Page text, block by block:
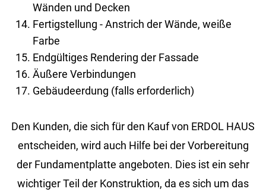
Wänden und Decken
Fertigstellung - Anstrich der Wände, weiße
Farbe
Endgültiges Rendering der Fassade
Äußere Verbindungen
Gebäudeerdung (falls erforderlich)
Den Kunden, die sich für den Kauf von ERDOL HAUS
entscheiden, wird auch Hilfe bei der Vorbereitung
der Fundamentplatte angeboten. Dies ist ein sehr
wichtiger Teil der Konstruktion, da es sich um das